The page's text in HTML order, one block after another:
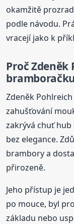
okamžitě
podle návodu.
vracejí jako k
Proč
bramboračku
Zdeněk
zahušťování
zakrývá chuť
bez elegance.
brambory a
přirozeně.
Jeho přístup je
po mouce, byl
základu nebo